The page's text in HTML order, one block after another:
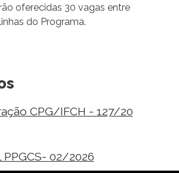
oferecidas 30 vagas entre
do Programa.
CPG/IFCH - 127/20
PPGCS- 02/2026